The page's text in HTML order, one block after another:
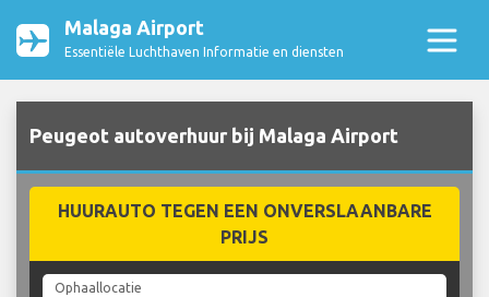
Malaga Airport
Essentiële Luchthaven Informatie en diensten
Peugeot autoverhuur bij Malaga Airport
HUURAUTO TEGEN EEN ONVERSLAANBARE
PRIJS
Ophaallocatie